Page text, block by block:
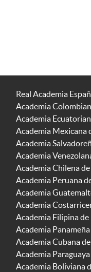
Real Academia
Academia
Academia
Academia Mexicana
Academia
Academia
Academia Chilena
Academia Peruana
Academia
Academia
Academia Filipina de
Academia
Academia Cubana
Academia
Academia Boliviana